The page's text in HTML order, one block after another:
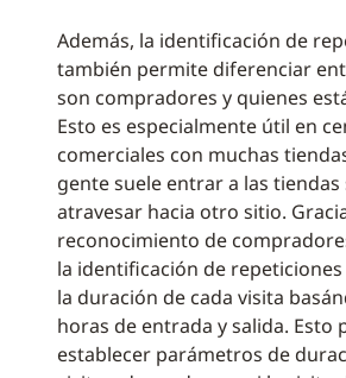
Además, la identificación de
también permite diferenciar
son compradores y quienes
Esto es especialmente útil en
comerciales con muchas
gente suele entrar a las tiendas
atravesar hacia otro sitio.
reconocimiento de
la identificación de
la duración de cada visita
horas de entrada y salida. Esto
establecer parámetros de